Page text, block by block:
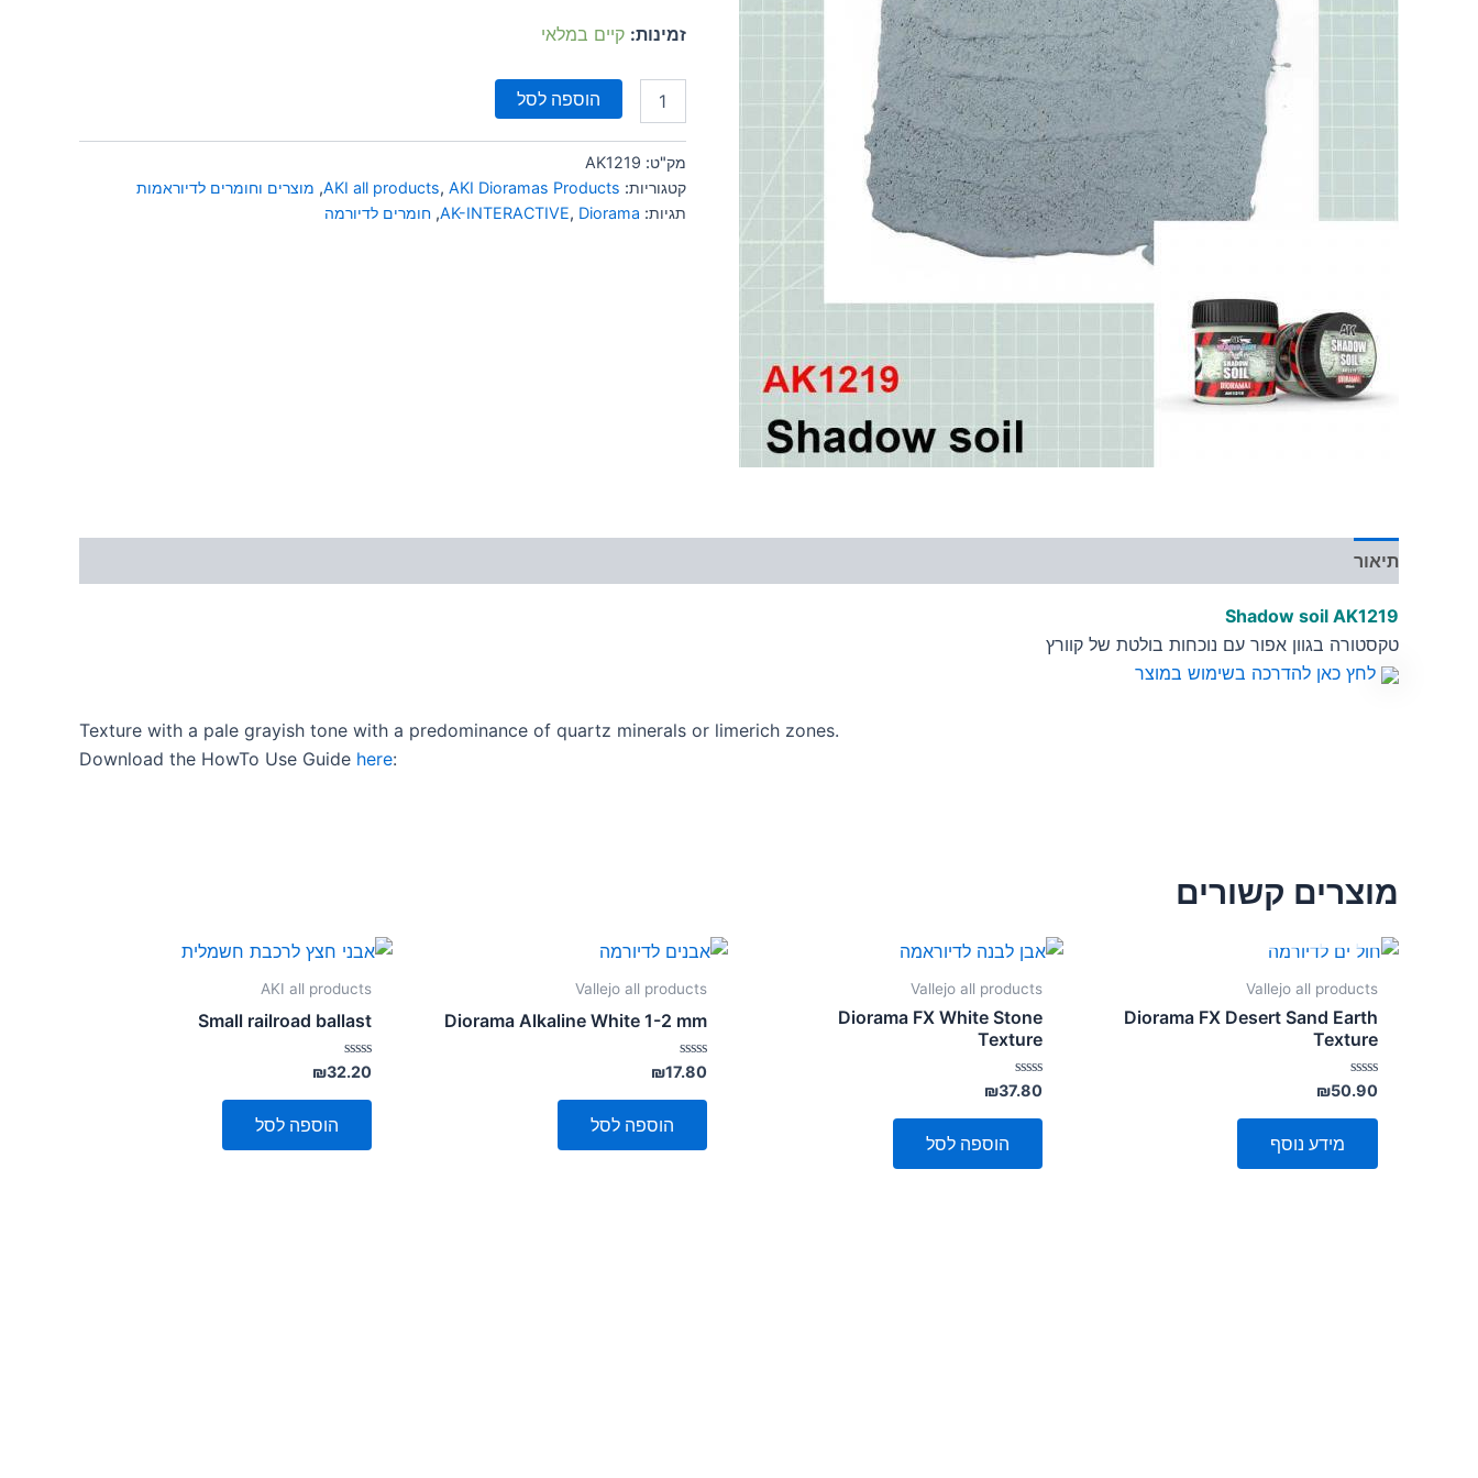
זמינות: קיים במלאי
הוספה לסל
מק"ט: AK1219
קטגוריות:
AKI all products, AKI Dioramas Products
, מוצרים וחומרים לדיוראמות
תגיות:
AK-INTERACTIVE, Diorama
, חומרים לדיורמה
תיאור
Shadow soil AK1219
טקסטורה בגוון אפור עם נוכחות בולטת של קוורץ
לחץ כאן להדרכה בשימוש במוצר
Texture with a pale grayish tone with a predominance of quartz minerals or limerich zones.
Download the HowTo Use Guide here:
מוצרים קשורים
Vallejo all products
Diorama FX Desert Sand Earth
Texture
דורג
0
מתוך
₪50.90
מידע נוסף
Vallejo all products
Diorama FX White Stone
Texture
דורג
0
מתוך
₪37.80
הוספה לסל
Vallejo all products
Diorama Alkaline White 1-2 mm
דורג
0
מתוך
₪17.80
הוספה לסל
AKI all products
Small railroad ballast
דורג
0
מתוך
₪32.20
הוספה לסל